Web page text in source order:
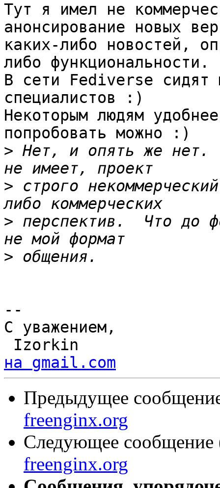
Тут я имел не
анонсирование новых
каких-либо новостей,
либо функциональности.
В сети Fediverse сидят
специалистов :)
Некоторым людям
попробовать можно :)
> Нет, и опять же нет.
> строго
> перспектив.  Что до
>
--
С уважением,
Izorkin
на gmail.com
Предыдущее
freenginx.org
Следующее сообщение
freenginx.org